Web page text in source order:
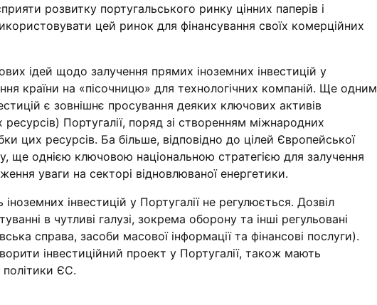
розвитку португальського ринку цінних паперів і
цей ринок для фінансування своїх комерційних
ідей щодо залучення прямих іноземних інвестицій у
країни на «пісочницю» для технологічних компаній. Ще одним
є зовнішнє просування деяких ключових активів
Португалії, поряд зі створенням міжнародних
цих ресурсів. Ба більше, відповідно до цілей Європейської
ще однією ключовою національною стратегією для залучення
уваги на секторі відновлюваної енергетики.
інвестицій у Португалії не регулюється. Дозвіл
в чутливі галузі, зокрема оборону та інші регульовані
справа, засоби масової інформації та фінансові послуги).
інвестиційний проект у Португалії, також мають
ЄС.